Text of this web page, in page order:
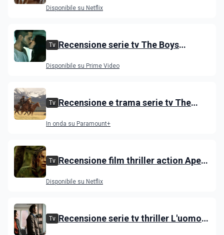
Disponibile su Netflix
Tv Recensione serie tv The Boys
Disponibile su Prime Video
Tv Recensione e trama serie tv The
In onda su Paramount+
Tv Recensione film thriller action Apex
Disponibile su Netflix
Tv Recensione serie tv thriller L'uomo